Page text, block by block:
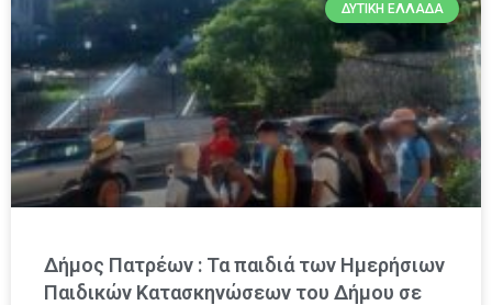
ΔΥΤΙΚΉ ΕΛΛΆΔΑ
Δήμος Πατρέων : Τα παιδιά των Ημερήσιων
Παιδικών Κατασκηνώσεων του Δήμου σε